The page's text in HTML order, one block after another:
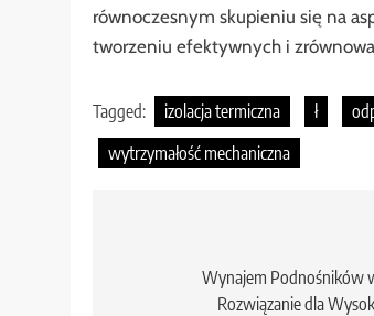
równoczesnym skupieniu się na
tworzeniu efektywnych i
Tagged: izolacja termiczna ł
wytrzymałość mechaniczna
Wynajem Podnośników
Rozwiązanie dla